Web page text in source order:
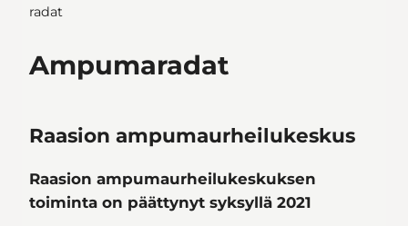
radat
Ampumaradat
Raasion ampumaurheilukeskus
Raasion ampumaurheilukeskuksen
toiminta on päättynyt syksyllä 2021